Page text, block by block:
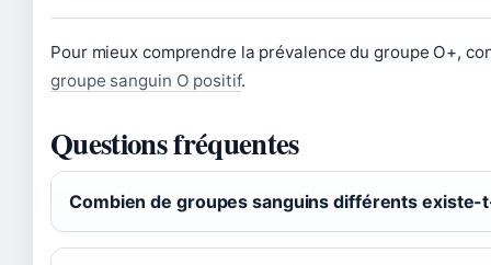
Pour mieux comprendre la prévalence du groupe O+,
groupe sanguin O positif.
Questions fréquentes
Combien de groupes sanguins différents existe-